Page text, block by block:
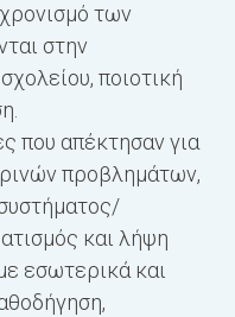
των
στην
ποιοτική
που απέκτησαν για
προβλημάτων,
και λήψη
εσωτερικά και